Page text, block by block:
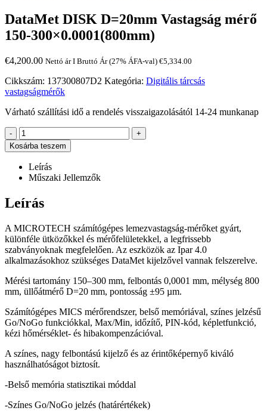
DataMet DISK D=20mm Vastagság mérő
150-300×0.0001(800mm)
€4,200.00 Nettó ár I Bruttó Ár (27% ÁFA-val) €5,334.00
Cikkszám: 137300807D2 Kategória: Digitális tárcsás
vastagságmérők
Várható szállítási idő a rendelés visszaigazolásától 14-24 munkanap
-
+
Kosárba teszem
Leírás
Műszaki Jellemzők
Leírás
A MICROTECH számítógépes lemezvastagság-mérőket gyárt,
különféle ütközőkkel és mérőfelületekkel, a legfrissebb
szabványoknak megfelelően. Az eszközök az Ipar 4.0
alkalmazásokhoz szükséges DataMet kijelzővel vannak felszerelve.
Mérési tartomány 150–300 mm, felbontás 0,0001 mm, mélység 800
mm, üllőátmérő D=20 mm, pontosság ±95 µm.
Számítógépes MICS mérőrendszer, belső memóriával, színes jelzésű
Go/NoGo funkciókkal, Max/Min, időzítő, PIN-kód, képletfunkció,
kézi hőmérséklet- és hibakompenzációval.
A színes, nagy felbontású kijelző és az érintőképernyő kiváló
használhatóságot biztosít.
-Belső memória statisztikai móddal
-Színes Go/NoGo jelzés (határértékek)